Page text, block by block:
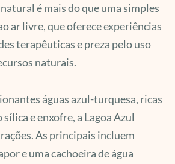
é mais do que uma simples
ar livre, que oferece experiências
terapêuticas e preza pelo uso
naturais.
águas azul-turquesa, ricas
e enxofre, a Lagoa Azul
As principais incluem
e uma cachoeira de água